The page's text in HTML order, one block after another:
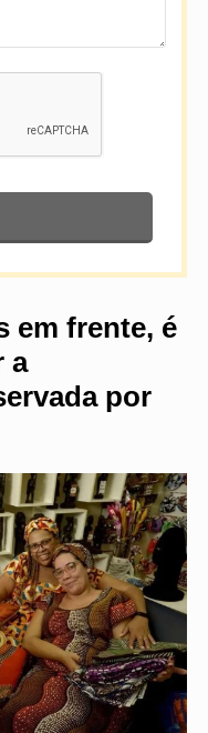
em frente, é
a
por